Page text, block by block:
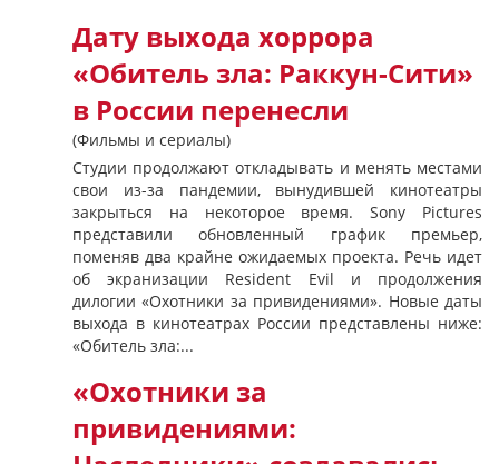
Дату выхода хоррора
«Обитель зла: Раккун-Сити»
в России перенесли
(Фильмы и сериалы)
Студии продолжают откладывать и менять местами
свои из-за пандемии, вынудившей кинотеатры
закрыться на некоторое время. Sony Pictures
представили обновленный график премьер,
поменяв два крайне ожидаемых проекта. Речь идет
об экранизации Resident Evil и продолжения
дилогии «Охотники за привидениями». Новые даты
выхода в кинотеатрах России представлены ниже:
«Обитель зла:...
«Охотники за
привидениями: